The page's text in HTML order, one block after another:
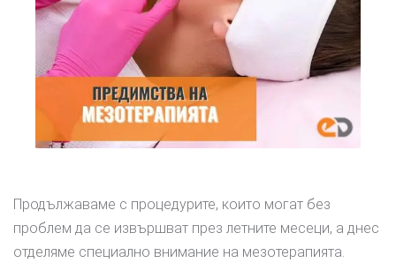
Продължаваме с процедурите, които могат без
проблем да се извършват през летните месеци, а днес
отделяме специално внимание на мезотерапията.